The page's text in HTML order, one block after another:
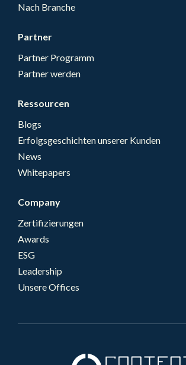
Nach Branche
Partner
Partner Programm
Partner werden
Ressourcen
Blogs
Erfolgsgeschichten unserer Kunden
News
Whitepapers
Company
Zertifizierungen
Awards
ESG
Leadership
Unsere Offices